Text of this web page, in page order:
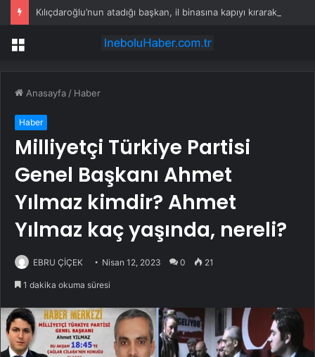
Menü
Anasayfa / Haber
Haber
Milliyetçi Türkiye Partisi
Genel Başkanı Ahmet
Yılmaz kimdir? Ahmet
Yılmaz kaç yaşında, nereli?
EBRU ÇİÇEK Nisan 12, 2023 0 21
1 dakika okuma süresi